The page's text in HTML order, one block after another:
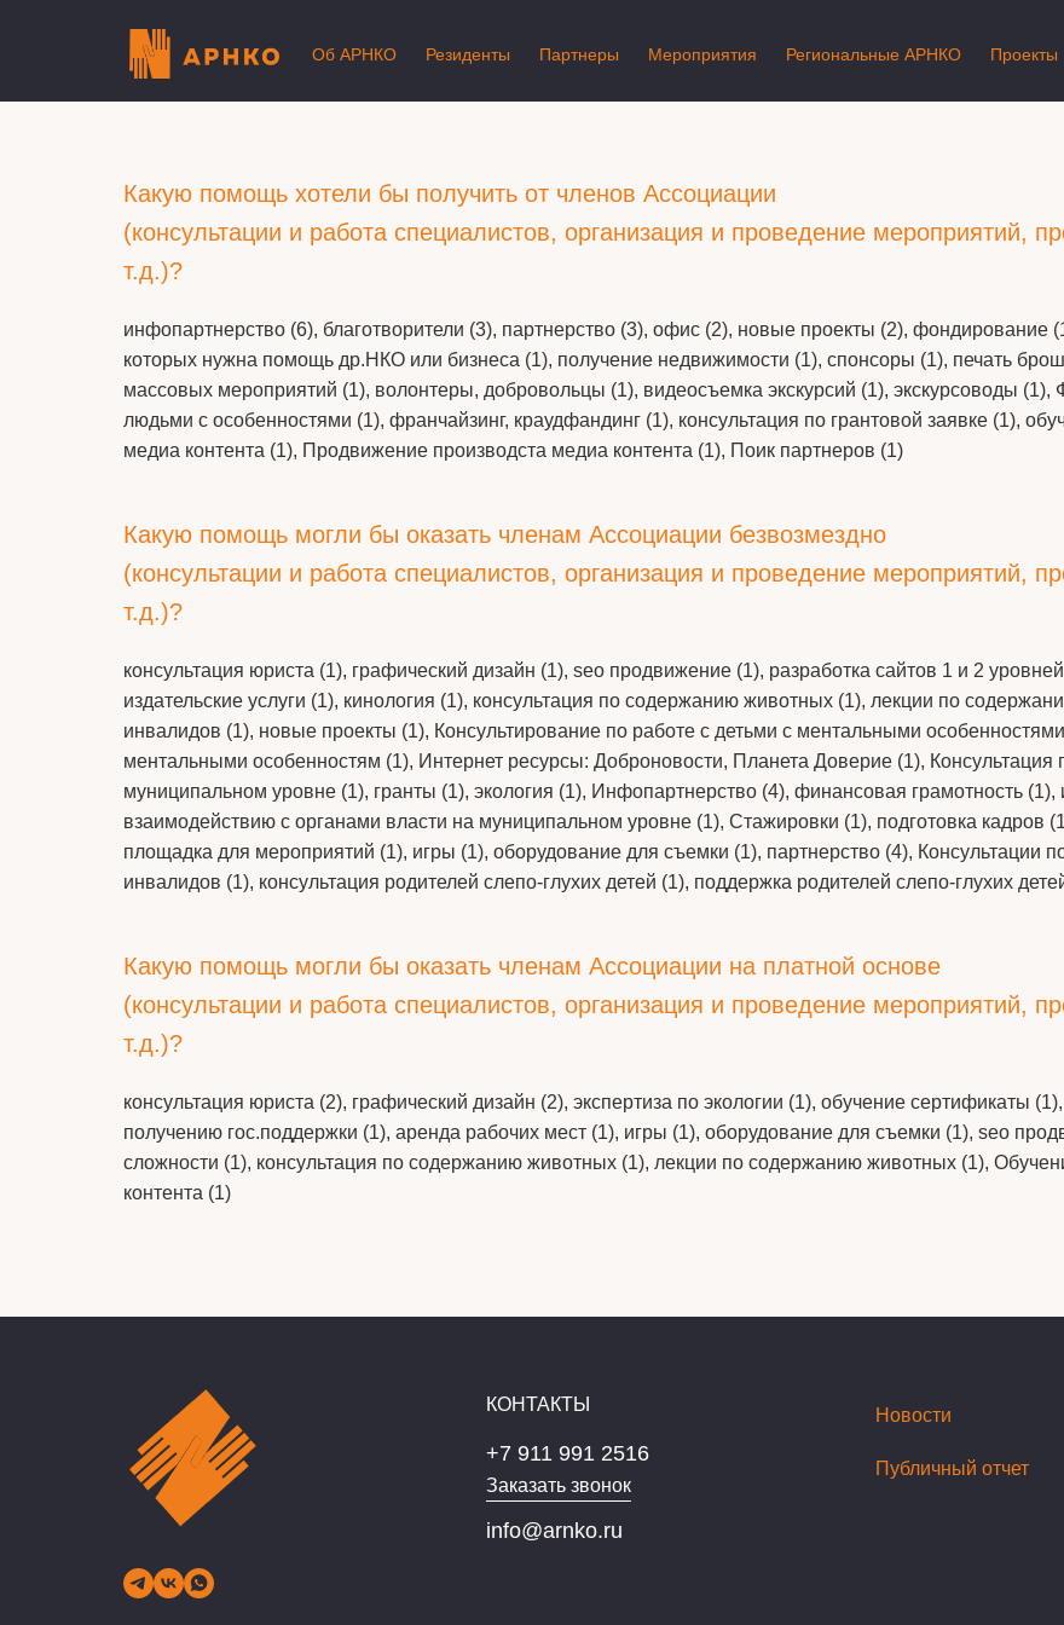
Об АРНКО Резиденты Партнеры Мероприятия Региональные АРНКО Проекты
Какую помощь хотели бы получить от членов Ассоциации
(консультации и работа специалистов, организация и проведение мероприятий,
т.д.)?
инфопартнерство (6), благотворители (3), партнерство (3), офис (2), новые проекты (2),
которых нужна помощь др.НКО или бизнеса (1), получение недвижимости (1), спонсоры (1), печать
массовых мероприятий (1), волонтеры, добровольцы (1), видеосъемка экскурсий (1), экскурсоводы
людьми с особенностями (1), франчайзинг, краудфандинг (1), консультация по грантовой заявке (1),
медиа контента (1), Продвижение производста медиа контента (1), Поик партнеров (1)
Какую помощь могли бы оказать членам Ассоциации безвозмездно
(консультации и работа специалистов, организация и проведение мероприятий,
т.д.)?
консультация юриста (1), графический дизайн (1), seo продвижение (1), разработка сайтов 1 и 2
издательские услуги (1), кинология (1), консультация по содержанию животных (1), лекции по
инвалидов (1), новые проекты (1), Консультирование по работе с детьми с ментальными
ментальными особенностям (1), Интернет ресурсы: Доброновости, Планета Доверие (1), Консультация
муниципальном уровне (1), гранты (1), экология (1), Инфопартнерство (4), финансовая грамотность
взаимодействию с органами власти на муниципальном уровне (1), Стажировки (1), подготовка кадров
площадка для мероприятий (1), игры (1), оборудование для съемки (1), партнерство (4), Консультации
инвалидов (1), консультация родителей слепо-глухих детей (1), поддержка родителей слепо-глухих
Какую помощь могли бы оказать членам Ассоциации на платной основе
(консультации и работа специалистов, организация и проведение мероприятий,
т.д.)?
консультация юриста (2), графический дизайн (2), экспертиза по экологии (1), обучение сертификаты
получению гос.поддержки (1), аренда рабочих мест (1), игры (1), оборудование для съемки (1), seo
сложности (1), консультация по содержанию животных (1), лекции по содержанию животных (1),
контента (1)
КОНТАКТЫ
+7 911 991 2516
Заказать звонок
info@arnko.ru
Новости
Публичный отчет